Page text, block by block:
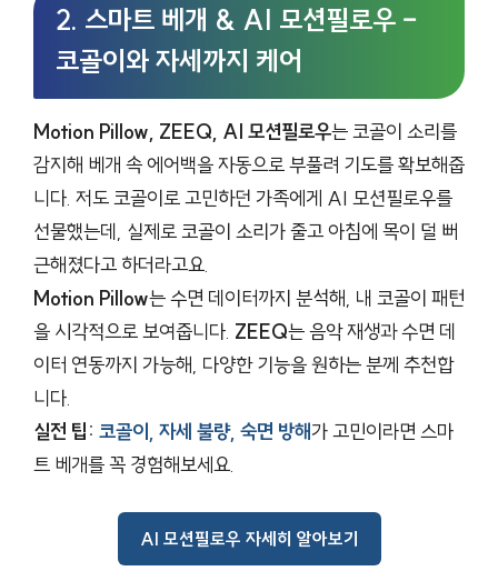
2. 스마트 베개 & AI 모션필로우 –
코골이와 자세까지 케어
Motion Pillow, ZEEQ, AI 모션필로우는 코골이 소리를
감지해 베개 속 에어백을 자동으로 부풀려 기도를 확보해줍
니다. 저도 코골이로 고민하던 가족에게 AI 모션필로우를
선물했는데, 실제로 코골이 소리가 줄고 아침에 목이 덜 뻐
근해졌다고 하더라고요.
Motion Pillow는 수면 데이터까지 분석해, 내 코골이 패턴
을 시각적으로 보여줍니다. ZEEQ는 음악 재생과 수면 데
이터 연동까지 가능해, 다양한 기능을 원하는 분께 추천합
니다.
실전 팁: 코골이, 자세 불량, 숙면 방해가 고민이라면 스마
트 베개를 꼭 경험해보세요.
AI 모션필로우 자세히 알아보기